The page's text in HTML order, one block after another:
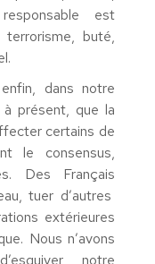
responsable est
buté,
dans notre
présent, que la
certains de
le consensus,
Des Français
tuer d’autres
extérieures
Nous n’avons
notre